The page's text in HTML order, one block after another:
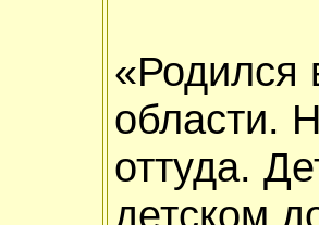
«Родился
области.
оттуда.
детском